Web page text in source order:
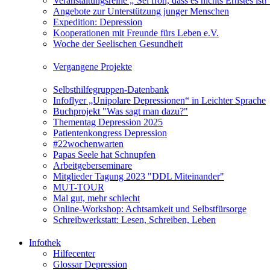
Angebote zur Unterstützung junger Menschen
Expedition: Depression
Kooperationen mit Freunde fürs Leben e.V.
Woche der Seelischen Gesundheit
Vergangene Projekte
Selbsthilfegruppen-Datenbank
Infoflyer „Unipolare Depressionen“ in Leichter Sprache
Buchprojekt "Was sagt man dazu?"
Thementag Depression 2025
Patientenkongress Depression
#22wochenwarten
Papas Seele hat Schnupfen
Arbeitgeberseminare
Mitglieder Tagung 2023 "DDL Miteinander"
MUT-TOUR
Mal gut, mehr schlecht
Online-Workshop: Achtsamkeit und Selbstfürsorge
Schreibwerkstatt: Lesen, Schreiben, Leben
Infothek
Hilfecenter
Glossar Depression